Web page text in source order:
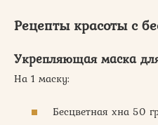
Рецепты красоты с
Укрепляющая маска
На 1 маску:
Бесцветная хна 50